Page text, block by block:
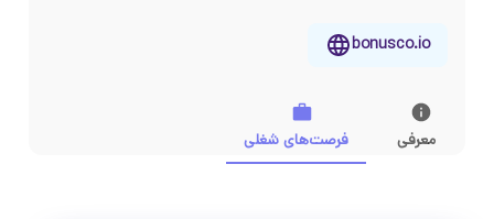
bonusco.io
معرفی فرصت‌های شغلی